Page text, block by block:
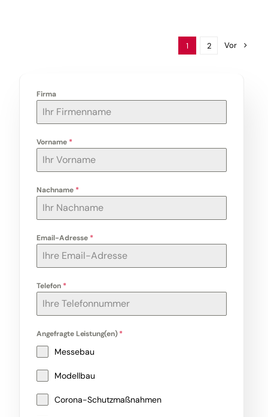
1 2 Vor
Firma
Vorname *
Nachname *
Email-Adresse *
Telefon *
Angefragte Leistung(en)*
Messebau
Modellbau
Corona-Schutzmaßnahmen